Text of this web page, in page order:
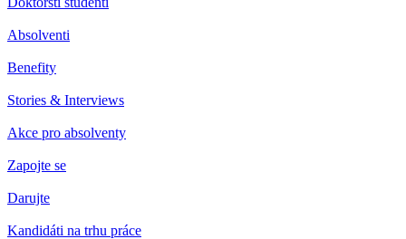
Absolventi
Benefity
Stories & Interviews
Akce pro absolventy
Zapojte se
Darujte
Kandidáti na trhu práce